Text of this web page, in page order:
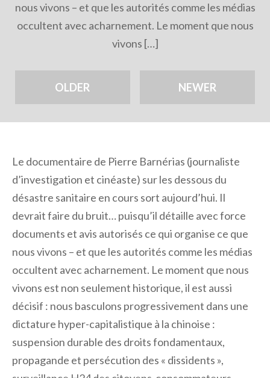
nous vivons – et que les autorités comme les médias
occultent avec acharnement. Le moment que nous
vivons […]
OLDER NEWER
Le documentaire de Pierre Barnérias (journaliste
d’investigation et cinéaste) sur les dessous du
désastre sanitaire en cours sort aujourd’hui. Il
devrait faire du bruit… puisqu’il détaille avec force
documents et avis autorisés ce qui organise ce que
nous vivons – et que les autorités comme les médias
occultent avec acharnement. Le moment que nous
vivons est non seulement historique, il est aussi
décisif : nous basculons progressivement dans une
dictature hyper-capitalistique à la chinoise :
suspension durable des droits fondamentaux,
propagande et persécution des « dissidents »,